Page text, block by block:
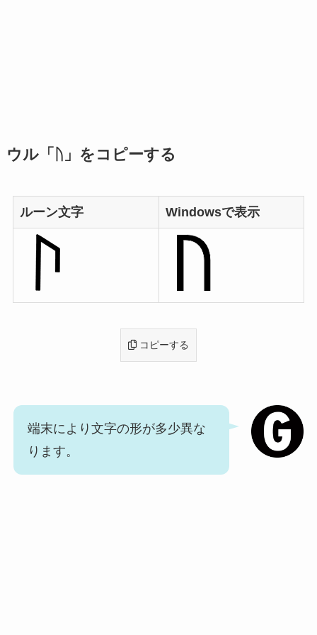
ウル「ᚢ」をコピーする
ルーン文字 Windowsで表示
コピーする
端末により文字の形が多少異な
ります。